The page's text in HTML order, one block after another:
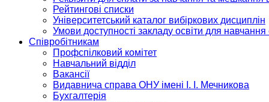
Рейтингові списки
Університетський каталог вибіркових дисциплін
Умови доступності закладу освіти для
Співробітникам
Профспілковий комітет
Навчальний відділ
Вакансії
Видавнича справа ОНУ імені І. І. Мечникова
Бухгалтерія